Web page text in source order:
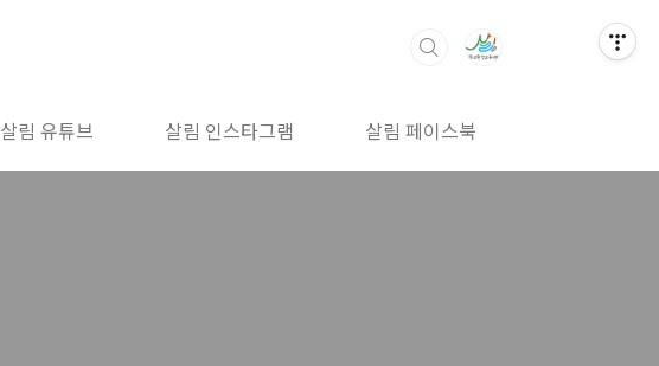
살림 유튜브 살림 인스타그램 살림 페이스북